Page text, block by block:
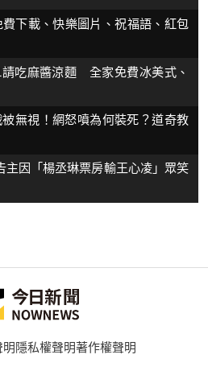
下載、快樂圖片、祝福語、紅包
吃麻醬涼麵 全家免費冰美式、
無視！網怒噴為何裝死？道奇教
主因「楊丞琳票房輸王心凌」眾笑
隱私權聲明著作權聲明